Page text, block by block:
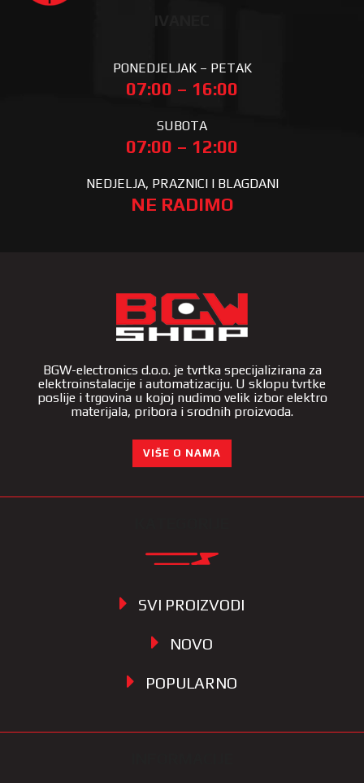
PONEDJELJAK – PETAK
07:00 – 16:00
SUBOTA
07:00 – 12:00
NEDJELJA, PRAZNICI I BLAGDANI
NE RADIMO
BGW-electronics d.o.o. je tvrtka specijalizirana za
elektroinstalacije i automatizaciju. U sklopu tvrtke
poslije i trgovina u kojoj nudimo velik izbor elektro
materijala, pribora i srodnih proizvoda.
VIŠE O NAMA
SVI PROIZVODI
NOVO
POPULARNO